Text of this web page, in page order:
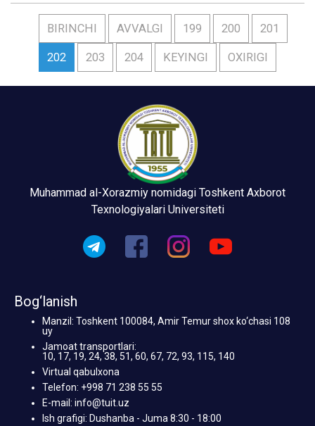
BIRINCHI AVVALGI 199 200 201
202 203 204 KEYINGI OXIRIGI
Muhammad al-Xorazmiy nomidagi Toshkent Axborot
Texnologiyalari Universiteti
Bog‘lanish
Manzil: Toshkent 100084, Amir Temur shox ko‘chasi 108
uy
Jamoat transportlari:
10, 17, 19, 24, 38, 51, 60, 67, 72, 93, 115, 140
Virtual qabulxona
Telefon: +998 71 238 55 55
E-mail: info@tuit.uz
Ish grafigi: Dushanba - Juma 8:30 - 18:00